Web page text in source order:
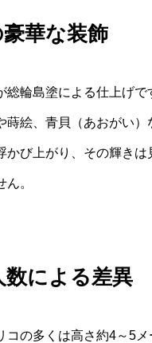
華な装飾
総輪島塗による仕上げ
蒔絵、青貝（あおがい
かび上がり、その輝き
。
による差異
の多くは高さ約4～5